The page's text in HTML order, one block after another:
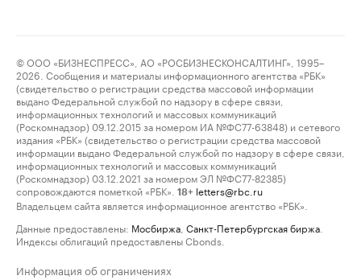
© ООО «БИЗНЕСПРЕСС», АО «РОСБИЗНЕСКОНСАЛТИНГ», 1995–
2026. Сообщения и материалы информационного агентства «РБК»
(свидетельство о регистрации средства массовой информации
выдано Федеральной службой по надзору в сфере связи,
информационных технологий и массовых коммуникаций
(Роскомнадзор) 09.12.2015 за номером ИА №ФС77-63848) и сетевого
издания «РБК» (свидетельство о регистрации средства массовой
информации выдано Федеральной службой по надзору в сфере связи,
информационных технологий и массовых коммуникаций
(Роскомнадзор) 03.12.2021 за номером ЭЛ №ФС77-82385)
сопровождаются пометкой «РБК».
18+ letters@rbc.ru
Владельцем сайта является информационное агентство «РБК».
Данные предоставлены: Мосбиржа Санкт-Петербургская биржа
Индексы облигаций предоставлены Cbonds.
Информация об ограничениях